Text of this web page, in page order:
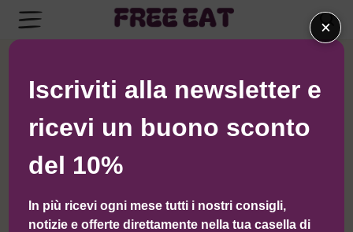
×
Iscriviti alla newsletter e
ricevi un buono sconto
del 10%
In più ricevi ogni mese tutti i nostri consigli,
notizie e offerte direttamente nella tua casella di